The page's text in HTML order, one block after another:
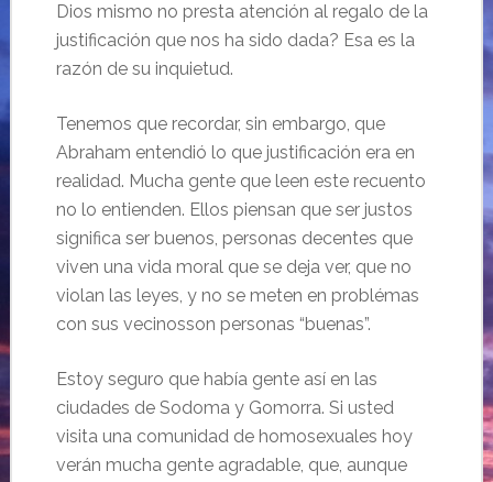
Dios mismo no presta atención al regalo de la
justificación que nos ha sido dada? Esa es la
razón de su inquietud.
Tenemos que recordar, sin embargo, que
Abraham entendió lo que justificación era en
realidad. Mucha gente que leen este recuento
no lo entienden. Ellos piensan que ser justos
significa ser buenos, personas decentes que
viven una vida moral que se deja ver, que no
violan las leyes, y no se meten en problémas
con sus vecinosson personas “buenas”.
Estoy seguro que había gente así en las
ciudades de Sodoma y Gomorra. Si usted
visita una comunidad de homosexuales hoy
verán mucha gente agradable, que, aunque